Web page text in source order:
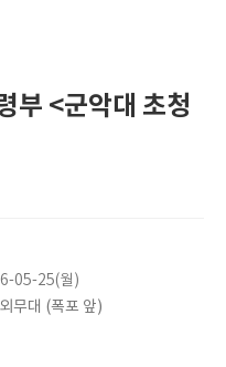
부 <군악대 초청
05-25(월)
무대 (폭포 앞)